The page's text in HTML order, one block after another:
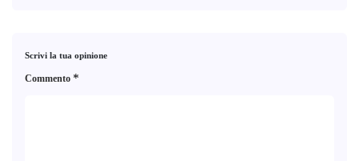
Scrivi la tua opinione
Commento *